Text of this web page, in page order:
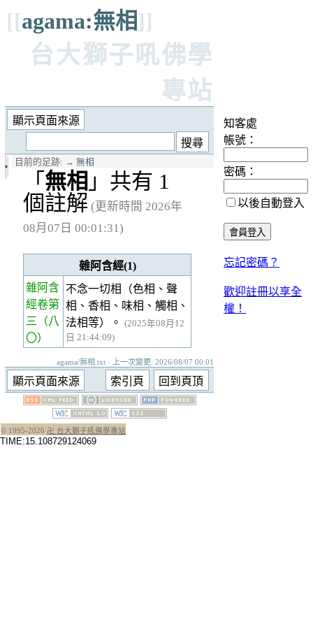
[[agama:無相]]
台大獅子吼佛學
專站
目前的足跡: → 無相
「 無相 」共有 1
個註解 (更新時間 2026年
08月07日 00:01:31)
雜阿含經(1)
雜阿含
經卷第
三
（八
〇）
不念一切相（色相、聲
相、香相、味相、觸相、
法相等）。
(2025年08月12
日 21:44:09)
agama/無相.txt · 上一次變更: 2026/08/07 00:01
知客處
帳號：
密碼：
以後自動登入
忘記密碼？
歡迎註冊以享全
權！
© 1995-2026 卍 台大獅子吼佛學專站
TIME:15.108729124069